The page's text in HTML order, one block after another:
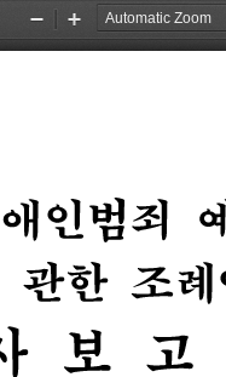
Zoom
Out
Zoom
In
인범죄
관한 조
보 고